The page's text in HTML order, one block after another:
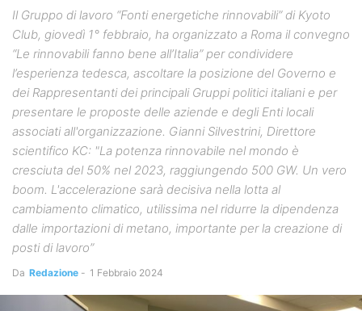
Il Gruppo di lavoro “Fonti energetiche rinnovabili” di Kyoto
Club, giovedì 1° febbraio, ha organizzato a Roma il convegno
“Le rinnovabili fanno bene all’Italia” per condividere
l’esperienza tedesca, ascoltare la posizione del Governo e
dei Rappresentanti dei principali Gruppi politici italiani e per
presentare le proposte delle aziende e degli Enti locali
associati all'organizzazione. Gianni Silvestrini, Direttore
scientifico KC: "La potenza rinnovabile nel mondo è
cresciuta del 50% nel 2023, raggiungendo 500 GW. Un vero
boom. L'accelerazione sarà decisiva nella lotta al
cambiamento climatico, utilissima nel ridurre la dipendenza
dalle importazioni di metano, importante per la creazione di
posti di lavoro”
Da Redazione - 1 Febbraio 2024